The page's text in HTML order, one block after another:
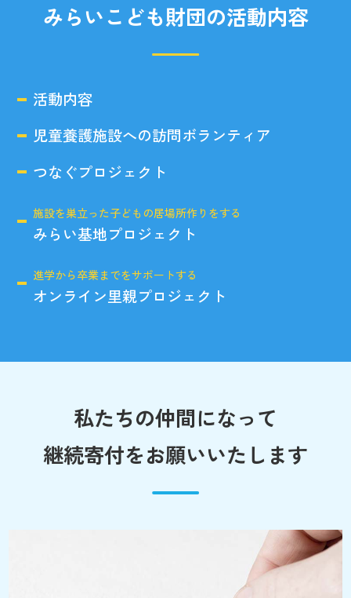
みらいこども財団の活動内容
活動内容
児童養護施設への訪問ボランティア
つなぐプロジェクト
施設を巣立った子どもの居場所作りをする
みらい基地プロジェクト
進学から卒業までをサポートする
オンライン里親プロジェクト
私たちの仲間になって
継続寄付をお願いいたします